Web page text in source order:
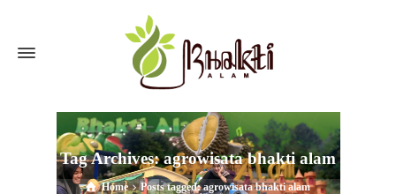
Tag Archives: agrowisata bhakti alam
Home Posts tagged: agrowisata bhakti alam